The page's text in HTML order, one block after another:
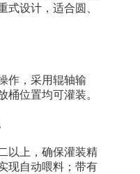
式设计，适合圆、
作，采用辊轴输
桶位置均可灌装。
以上，确保灌装精
现自动喂料；带有